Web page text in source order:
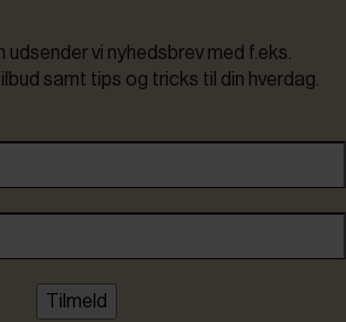
vi nyhedsbrev med f.eks.
samt tips og tricks til din hverdag.
Tilmeld